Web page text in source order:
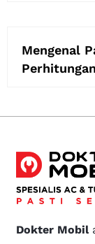
Mengenal
Dokter Mobil